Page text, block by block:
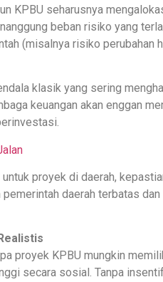
KPBU seharusnya
beban risiko yang
(misalnya risiko perubahan
klasik yang sering
keuangan akan enggan
untuk proyek di daerah,
daerah terbatas
proyek KPBU mungkin
secara sosial. Tanpa